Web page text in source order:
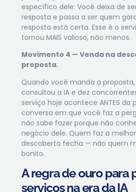
específico dele. Você deixa de
resposta e passa a ser quem
resposta está certa. Esse é o
tornou MAIS valioso, não menos.
Movimento 4 — Venda na
proposta.
Quando você manda a
consultou a IA e dez
serviço hoje acontece ANTES da
conversa em que você faz a
não sabe fazer porque não
negócio dele. Quem faz a
descoberta fecha — não quem
bonito.
A regra de ouro para
serviços na era da IA